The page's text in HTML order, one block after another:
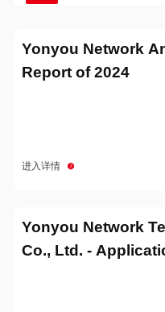
Yonyou Network
Report of 2024
进入详情
Yonyou Network
Co., Ltd. -